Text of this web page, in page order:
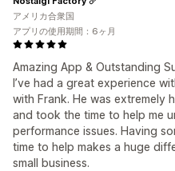
Amazing App & Outstanding
I’ve had a great experience
with Frank. He was extremely
and took the time to help me
performance issues. Having
time to help makes a huge
small business.
アメリカ合衆国
アプリの使用期間：6ヶ月